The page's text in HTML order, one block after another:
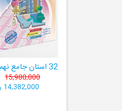
15,980,000
14,382,000 ریال